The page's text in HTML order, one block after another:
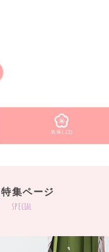
衣装(15)
特集ページ
special